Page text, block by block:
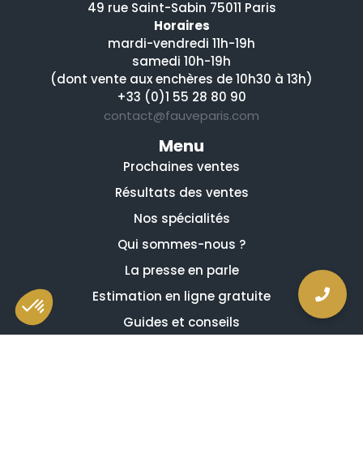
49 rue Saint-Sabin 75011 Paris
Horaires
mardi-vendredi 11h-19h
samedi 10h-19h
(dont vente aux enchères de 10h30 à 13h)
+33 (0)1 55 28 80 90
contact@fauveparis.com
Menu
Prochaines ventes
Résultats des ventes
Nos spécialités
Qui sommes-nous ?
La presse en parle
Estimation en ligne gratuite
Guides et conseils